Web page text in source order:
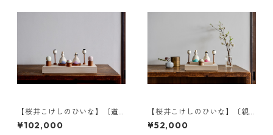
【桜井こけしのひいな】〔道
具セット〕花みずき〈座雛〉d
¥102,000
【桜井こけしのひいな】〔親
王飾りセット〕花みずき〈座
雛〉a
¥52,000